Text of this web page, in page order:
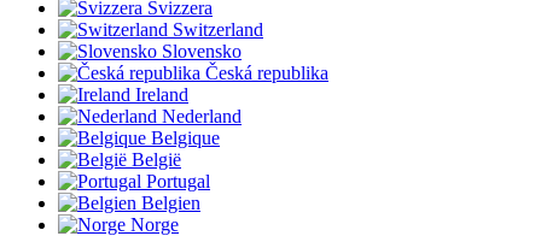
Svizzera
Switzerland
Slovensko
Česká republika
Ireland
Nederland
Belgique
België
Portugal
Belgien
Norge